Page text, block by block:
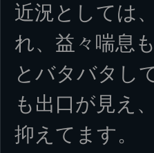
近況としては
れ、益々喘息
とバタバタし
も出口が見え
抑えてます。